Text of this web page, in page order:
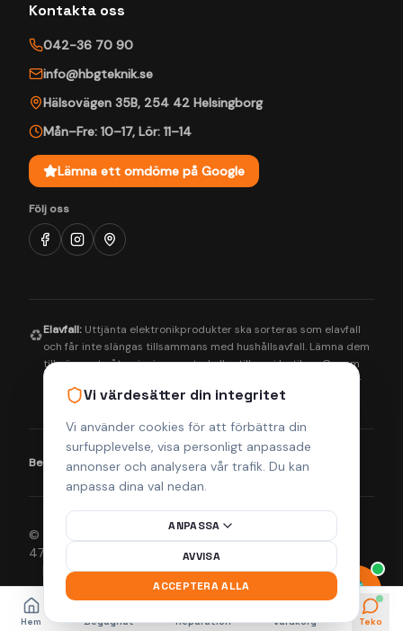
Vi värdesätter din integritet
Vi använder cookies för att förbättra din
surfupplevelse, visa personligt anpassade
annonser och analysera vår trafik. Du kan
anpassa dina val nedan.
ANPASSA
AVVISA
ACCEPTERA ALLA
Kontakta oss
042-36 70 90
info@hbgteknik.se
Hälsovägen 35B, 254 42 Helsingborg
Mån–Fre: 10–17, Lör: 11–14
Lämna ett omdöme på Google
Följ oss
♻️Elavfall: Uttjänta elektronikprodukter ska sorteras som elavfall
och får inte slängas tillsammans med hushållsavfall. Lämna dem
till närmaste återvinningscentral eller till oss i butiken. Genom
korrekt hantering bidrar du till en bättre miljö och säkerställer
att farliga ämnen tas om hand på rätt sätt.
Betalningsmetoder: Visa Mastercard Klarna
© 2026 Helsingborgs Teknikcenter AB (Org.nr 556943-
4755). Alla rättigheter förbehållna.
IntegritetspolicyKöpvillkorReturpolicyFrakt & Leverans
Hem Begagnat Reparation Varukorg Teko